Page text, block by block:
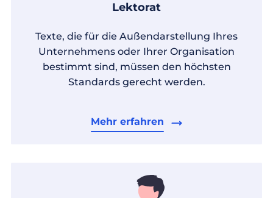
Lektorat
Texte, die für die Außendarstellung Ihres
Unternehmens oder Ihrer Organisation
bestimmt sind, müssen den höchsten
Standards gerecht werden.
Mehr erfahren